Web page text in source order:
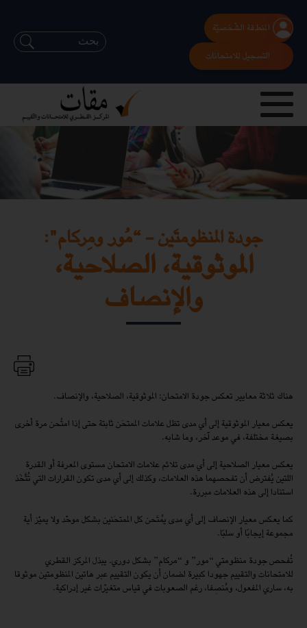
المنطقة الشّخصيّة
التسجيل للامتحانات
جودة المنظومتَين - “مُور ومِركام":
الموثوقية، الصلاحية،
والإنصاف
هناك ثلاثة معايير تعكس جودة الامتحان: الموثوقية، الصلاحية، والإنصاف.
يعكس معيار الموثوقية إلى أي مدى تظل علامات الممتحَن ثابتة حتى إذا امتُحن مرة أخرى
بصيغة مختلفة، في موعد آخر، وما شابه.
يعكس معيار الصلاحية إلى أي مدى تلائم علامات الامتحان مستوى المعرفة أو القدرة
اللتين يُفترض أن تفحصهما هذه العلامات، وكذلك إلى أي مدى تكون القرارات التي تُتَّخَذ
استنادا إلى هذه العلامات مبررة.
كما يعكس معيار الإنصاف إلى أي مدى يُمتَحن كل الممتحَنين بشكل موحّد ولا يميّز أية
مجموعة إيجابًا أو سلبًا.
تُفحص جودة منظومتي “مور” و “مركام” بشكل دوري. يبذل المركز القطري
للامتحانات والتقييم جهودا كبيرة لضمان أن يكون التقييم عبر هاتين المنظومتين موثوقا
به، ساري المفعول، ومُنصِفا، رغم الصعوبات في قياس متغيّرات غير إدراكية.